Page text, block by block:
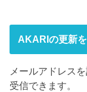
AKARIの更新
メールアドレス
受信できます。